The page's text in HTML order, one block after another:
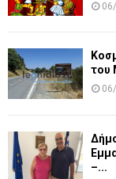
του
–...